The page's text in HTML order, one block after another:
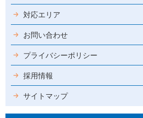
対応エリア
お問い合わせ
プライバシーポリシー
採用情報
サイトマップ